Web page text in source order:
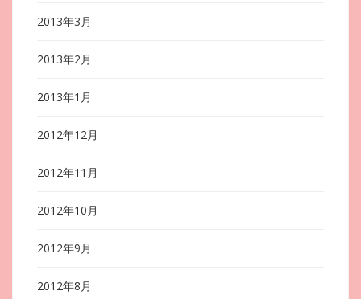
2013年3月
2013年2月
2013年1月
2012年12月
2012年11月
2012年10月
2012年9月
2012年8月